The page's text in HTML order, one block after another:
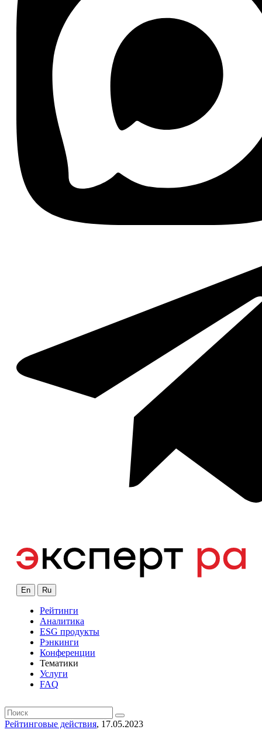
En Ru
Рейтинги
Аналитика
ESG продукты
Рэнкинги
Конференции
Тематики
Услуги
FAQ
Рейтинговые действия, 17.05.2023